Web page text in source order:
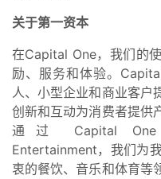
关于第一资本
在Capital One，我们的
励、服务和体验。
人、小型企业和商业客户
创新和互动为消费者提供
通过 Capital
Entertainment，我们为
衷的餐饮、音乐和体育等